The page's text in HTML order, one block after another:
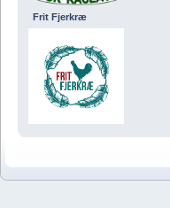
Frit Fjerkræ